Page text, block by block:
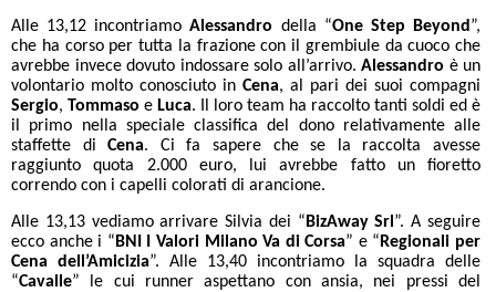
Alle 13,12 incontriamoAlessandro della “One Step Beyond ”,
che ha corso per tutta la frazione con il grembiule da cuoco che
avrebbe invece dovuto indossare solo all’arrivo. Alessandro è un
volontario molto conosciuto in Cena, al pari dei suoi compagni
Sergio, Tommaso e Luca. Il loro team ha raccolto tanti soldi ed è
il primo nella speciale classifica del dono relativamente alle
staffette diCena. Ci fa sapere che se la raccolta avesse
raggiunto quota 2.000 euro, lui avrebbe fatto un fioretto
correndo con i capelli colorati di arancione.
Alle 13,13 vediamo arrivare Silvia dei “ BizAway Srl ”. A seguire
ecco anche i “ BNI I Valori Milano Va di Corsa” e “ Regionali per
Cena dell’Amicizia”. Alle 13,40 incontriamo la squadra delle
“Cavalle” le cui runner aspettano con ansia, nei pressi del